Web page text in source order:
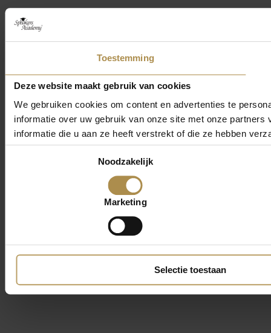
Toestemming
Deze website maakt gebruik van cookies
We gebruiken cookies om content en advertenties te
informatie over uw gebruik van onze site met onze
informatie die u aan ze heeft verstrekt of die ze hebben
Noodzakelijk
Marketing
Selectie toestaan